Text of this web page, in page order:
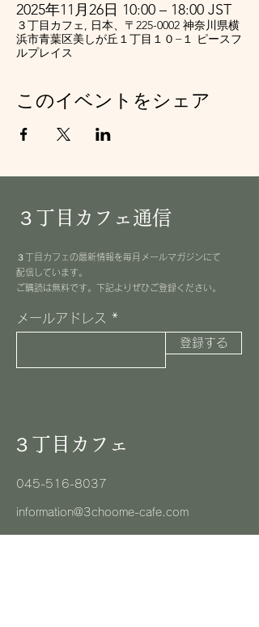
2025年11月26日 10:00 – 18:00 JST
３丁目カフェ, 日本、〒225-0002 神奈川県横
浜市青葉区美しが丘１丁目１０−１ ピースフ
ルプレイス
このイベントをシェア
３丁目カフェ通信
３丁目カフェの最新情報を毎月メールマガジンにて
配信しています。
​ご購読は無料です。下記よりぜひご登録ください。
メールアドレス
登録する
３丁目カフェ
045-516-8037
information@3choome-cafe.com